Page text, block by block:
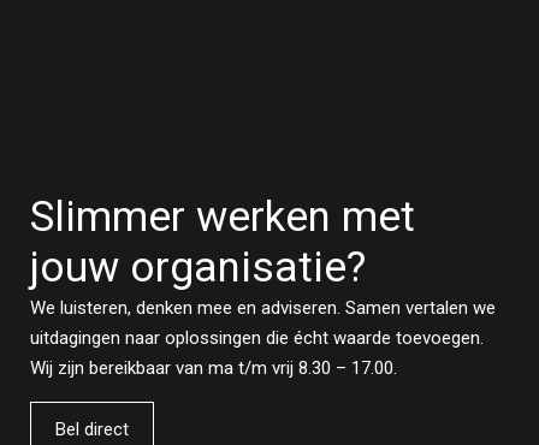
Slimmer werken met
jouw organisatie?
We luisteren, denken mee en adviseren. Samen vertalen we
uitdagingen naar oplossingen die écht waarde toevoegen.
Wij zijn bereikbaar van ma t/m vrij 8.30 – 17.00.
Bel direct